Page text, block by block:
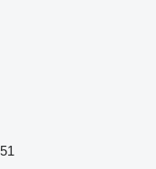
51